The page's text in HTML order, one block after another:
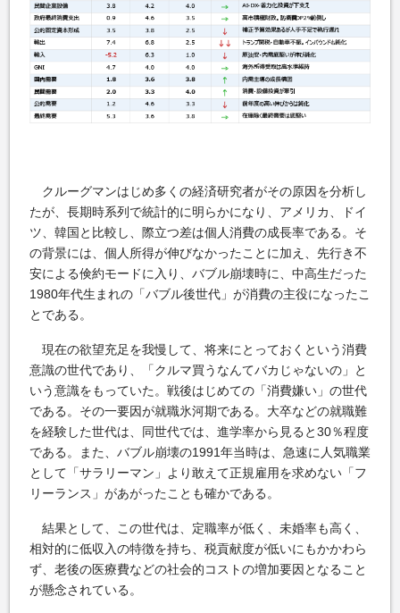
クルーグマンはじめ多くの経済研究者がその原因を分析し
たが、長期時系列で統計的に明らかになり、アメリカ、ドイ
ツ、韓国と比較し、際立つ差は個人消費の成長率である。そ
の背景には、個人所得が伸びなかったことに加え、先行き不
安による倹約モードに入り、バブル崩壊時に、中高生だった
1980年代生まれの「バブル後世代」が消費の主役になったこ
とである。
現在の欲望充足を我慢して、将来にとっておくという消費
意識の世代であり、「クルマ買うなんてバカじゃないの」と
いう意識をもっていた。戦後はじめての「消費嫌い」の世代
である。その一要因が就職氷河期である。大卒などの就職難
を経験した世代は、同世代では、進学率から見ると30％程度
である。また、バブル崩壊の1991年当時は、急速に人気職業
として「サラリーマン」より敢えて正規雇用を求めない「フ
リーランス」があがったことも確かである。
結果として、この世代は、定職率が低く、未婚率も高く、
相対的に低収入の特徴を持ち、税貢献度が低いにもかかわら
ず、老後の医療費などの社会的コストの増加要因となること
が懸念されている。